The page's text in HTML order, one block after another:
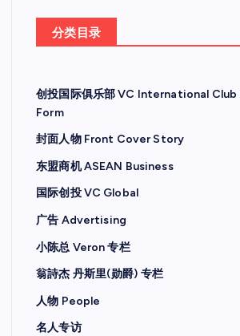
分类目录
创投国际俱乐部 VC International Club
Form
封面人物 Front Cover Story
东盟商机 ASEAN Business
国际创投 VC Global
广告 Advertising
小陈总 Veron 专栏
翁詩杰 丹斯里(勋爵) 专栏
人物 People
名人专访